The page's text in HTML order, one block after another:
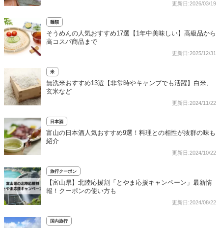
更新日:2026/03/19
麺類
そうめんの人気おすすめ17選【1年中美味しい】高級品から
高コスパ商品まで
更新日:2025/12/31
米
無洗米おすすめ13選【非常時やキャンプでも活躍】白米、
玄米など
更新日:2024/11/22
日本酒
富山の日本酒人気おすすめ9選！料理との相性が抜群の味も
紹介
更新日:2024/10/22
旅行クーポン
【富山県】北陸応援割「とやま応援キャンペーン」最新情
報！クーポンの使い方も
更新日:2024/08/22
国内旅行